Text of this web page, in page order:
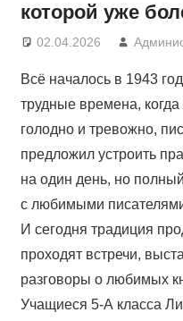
которой уже
02.04.2026
Всё началось в 1943
трудные времена,
голодно и тревожно,
предложил устроить
на один день, но
с любимыми
И сегодня традиция
проходят встречи,
разговоры о любимых
Учащиеся 5-А класса